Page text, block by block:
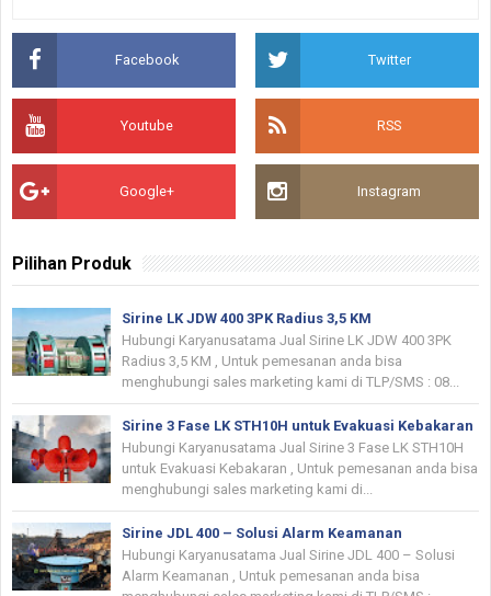
Facebook Twitter
Youtube RSS
Google+ Instagram
Pilihan Produk
Sirine LK JDW 400 3PK Radius 3,5 KM
Hubungi Karyanusatama Jual Sirine LK JDW 400 3PK
Radius 3,5 KM , Untuk pemesanan anda bisa
menghubungi sales marketing kami di TLP/SMS : 08...
Sirine 3 Fase LK STH10H untuk Evakuasi Kebakaran
Hubungi Karyanusatama Jual Sirine 3 Fase LK STH10H
untuk Evakuasi Kebakaran , Untuk pemesanan anda bisa
menghubungi sales marketing kami di...
Sirine JDL 400 – Solusi Alarm Keamanan
Hubungi Karyanusatama Jual Sirine JDL 400 – Solusi
Alarm Keamanan , Untuk pemesanan anda bisa